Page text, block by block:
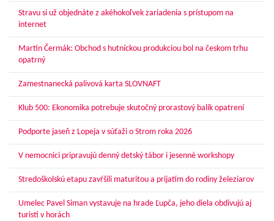
Stravu si už objednáte z akéhokoľvek zariadenia s prístupom na
internet
Martin Čermák: Obchod s hutníckou produkciou bol na českom trhu
opatrný
Zamestnanecká palivová karta SLOVNAFT
Klub 500: Ekonomika potrebuje skutočný prorastový balík opatrení
Podporte jaseň z Lopeja v súťaži o Strom roka 2026
V nemocnici pripravujú denný detský tábor i jesenné workshopy
Stredoškolskú etapu zavŕšili maturitou a prijatím do rodiny železiarov
Umelec Pavel Siman vystavuje na hrade Ľupča, jeho diela obdivujú aj
turisti v horách